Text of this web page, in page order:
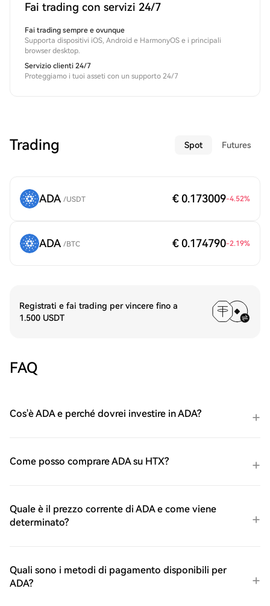
Fai trading con servizi 24/7
Fai trading sempre e ovunque
Supporta dispositivi iOS, Android e HarmonyOS e i principali
browser desktop.
Servizio clienti 24/7
Proteggiamo i tuoi asseti con un supporto 24/7
Trading Spot Futures
ADA /USDT € 0.173009-4.52%
ADA /BTC € 0.174790-2.19%
Registrati e fai trading per vincere fino a
1.500 USDT
FAQ
Cos'è ADA e perché dovrei investire in ADA?
Come posso comprare ADA su HTX?
Quale è il prezzo corrente di ADA e come viene
determinato?
Quali sono i metodi di pagamento disponibili per
ADA?